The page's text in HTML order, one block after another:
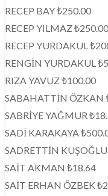
RECEP BAY ₺250.00
RECEP YILMAZ ₺250.00
RECEP YURDAKUL
RENGİN YURDAKUL
RIZA YAVUZ ₺100.00
SABAHATTİN ÖZKAN
SABRİYE YAĞMUR
SADİ KARAKAYA
SADRETTİN
SAİT AKMAN ₺18.64
SAİT ERHAN ÖZBEK